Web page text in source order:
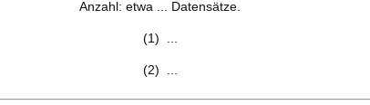
Anzahl: etwa ... Datensätze.
(1) ...
(2) ...